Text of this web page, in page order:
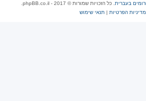
. כל הזכויות שמורות © 2017 - phpBB.co.il.
מדיניות הפרטיות | תנאי שימוש